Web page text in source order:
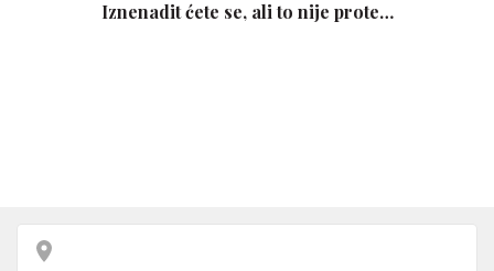
Iznenadit ćete se, ali to nije prote…